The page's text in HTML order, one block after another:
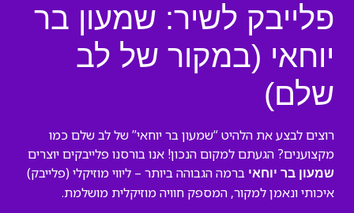
פלייבק לשיר: שמעון בר
יוחאי (במקור של לב
שלם)
רוצים לבצע את הלהיט “שמעון בר יוחאי” של לב שלם כמו
מקצוענים? הגעתם למקום הנכון! אנו בורסנו פלייבקים יוצרים
שמעון בר יוחאי ברמה הגבוהה ביותר – ליווי מוזיקלי (פלייבק)
איכותי ונאמן למקור, המספק חוויה מוזיקלית מושלמת.